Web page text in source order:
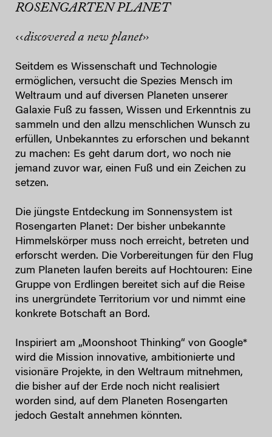
ROSENGARTEN PLANET
‹‹discovered a new planet››
Seitdem es Wissenschaft und Technologie
ermöglichen, versucht die Spezies Mensch im
Weltraum und auf diversen Planeten unserer
Galaxie Fuß zu fassen, Wissen und Erkenntnis zu
sammeln und den allzu menschlichen Wunsch zu
erfüllen, Unbekanntes zu erforschen und bekannt
zu machen: Es geht darum dort, wo noch nie
jemand zuvor war, einen Fuß und ein Zeichen zu
setzen.
Die jüngste Entdeckung im Sonnensystem ist
Rosengarten Planet: Der bisher unbekannte
Himmelskörper muss noch erreicht, betreten und
erforscht werden. Die Vorbereitungen für den Flug
zum Planeten laufen bereits auf Hochtouren: Eine
Gruppe von Erdlingen bereitet sich auf die Reise
ins unergründete Territorium vor und nimmt eine
konkrete Botschaft an Bord.
Inspiriert am „Moonshoot Thinking“ von Google*
wird die Mission innovative, ambitionierte und
visionäre Projekte, in den Weltraum mitnehmen,
die bisher auf der Erde noch nicht realisiert
worden sind, auf dem Planeten Rosengarten
jedoch Gestalt annehmen könnten.